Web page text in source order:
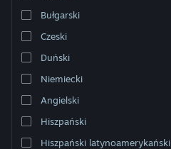
Bułgarski
Czeski
Duński
Niemiecki
Angielski
Hiszpański
Hiszpański latynoamerykański